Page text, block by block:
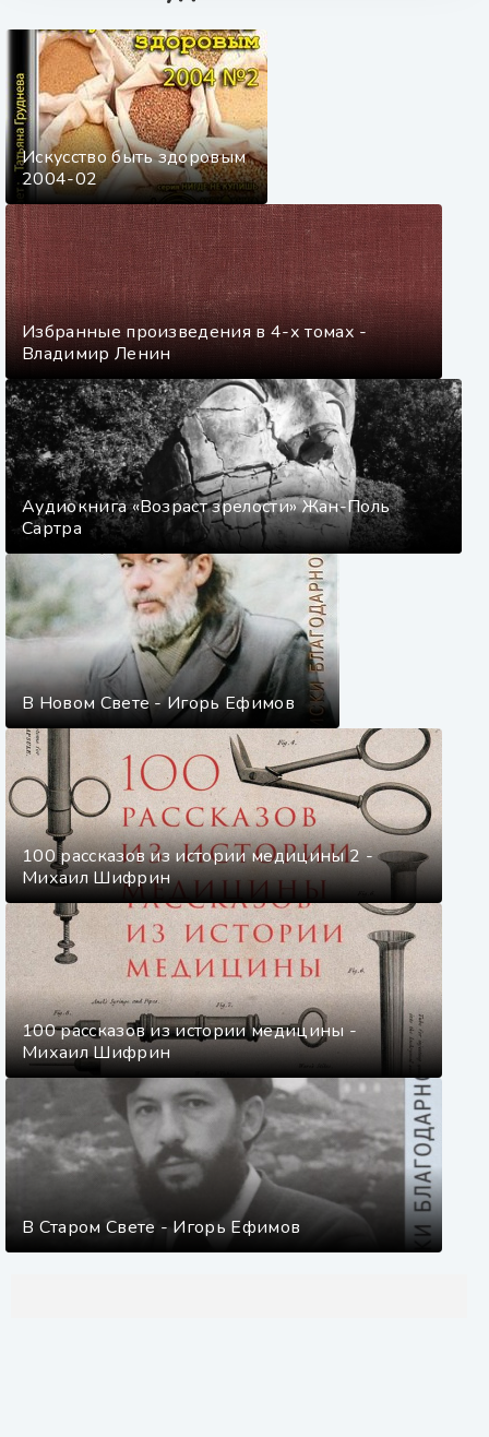
Искусство быть здоровым
2004-02
Избранные произведения в 4-х томах -
Владимир Ленин
Аудиокнига «Возраст зрелости» Жан-Поль
Сартра
В Новом Свете - Игорь Ефимов
100 рассказов из истории медицины 2 -
Михаил Шифрин
100 рассказов из истории медицины -
Михаил Шифрин
В Старом Свете - Игорь Ефимов